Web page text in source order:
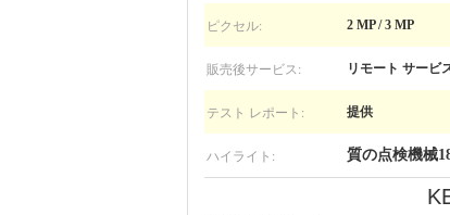
ピクセル: 2 MP / 3 MP
販売後サービス: リモート サービ
テスト レポート: 提供
ハイライト: 質の点検機械